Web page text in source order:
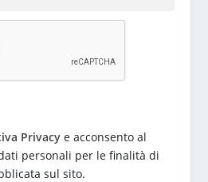
Privacy e acconsento al
personali per le finalità di
sul sito.